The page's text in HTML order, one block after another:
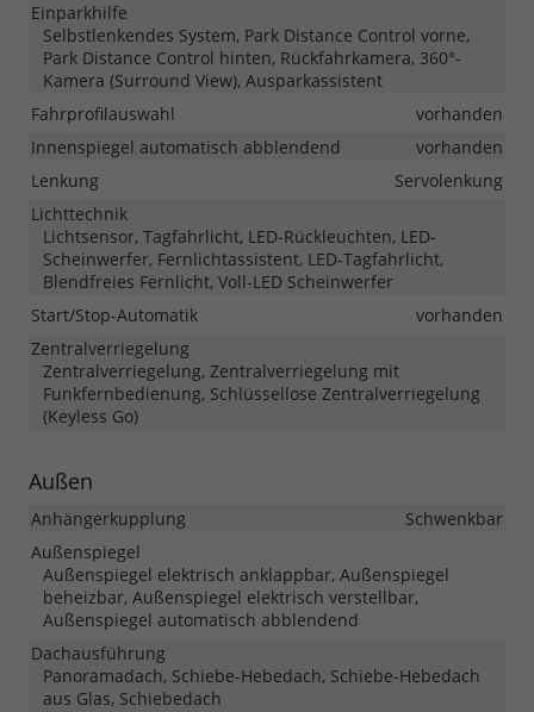
Einparkhilfe
Selbstlenkendes System, Park Distance Control vorne,
Park Distance Control hinten, Rückfahrkamera, 360°-
Kamera (Surround View), Ausparkassistent
Fahrprofilauswahl
vorhanden
Innenspiegel automatisch abblendend
vorhanden
Lenkung
Servolenkung
Lichttechnik
Lichtsensor, Tagfahrlicht, LED-Rückleuchten, LED-
Scheinwerfer, Fernlichtassistent, LED-Tagfahrlicht,
Blendfreies Fernlicht, Voll-LED Scheinwerfer
Start/Stop-Automatik
vorhanden
Zentralverriegelung
Zentralverriegelung, Zentralverriegelung mit
Funkfernbedienung, Schlüssellose Zentralverriegelung
(Keyless Go)
Außen
Anhängerkupplung
Schwenkbar
Außenspiegel
Außenspiegel elektrisch anklappbar, Außenspiegel
beheizbar, Außenspiegel elektrisch verstellbar,
Außenspiegel automatisch abblendend
Dachausführung
Panoramadach, Schiebe-Hebedach, Schiebe-Hebedach
aus Glas, Schiebedach